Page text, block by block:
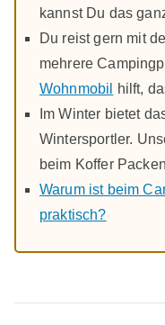
kannst Du das
Du reist gern mit
mehrere
Wohnmobil
hilft,
Im Winter bietet
Wintersportler.
beim Koffer
Warum ist beim
praktisch?